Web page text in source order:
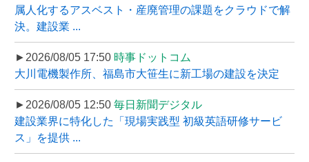
属人化するアスベスト・産廃管理の課題をクラウドで解
決。建設業 ...
►2026/08/05 17:50 時事ドットコム
大川電機製作所、福島市大笹生に新工場の建設を決定
►2026/08/05 12:50 毎日新聞デジタル
建設業界に特化した「現場実践型 初級英語研修サービ
ス」を提供 ...